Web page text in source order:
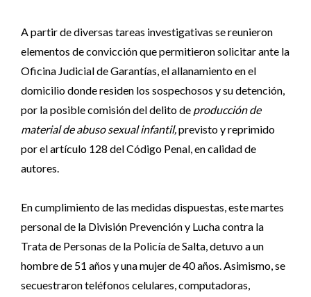
A partir de diversas tareas investigativas se reunieron
elementos de convicción que permitieron solicitar ante la
Oficina Judicial de Garantías, el allanamiento en el
domicilio donde residen los sospechosos y su detención,
por la posible comisión del delito de producción de
material de abuso sexual infantil,previsto y reprimido
por el artículo 128 del Código Penal, en calidad de
autores.
En cumplimiento de las medidas dispuestas, este martes
personal de la División Prevención y Lucha contra la
Trata de Personas de la Policía de Salta, detuvo a un
hombre de 51 años y una mujer de 40 años. Asimismo, se
secuestraron teléfonos celulares, computadoras,